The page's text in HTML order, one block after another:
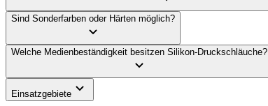
Sind Sonderfarben oder Härten möglich?
Welche Medienbeständigkeit besitzen Silikon-Druckschläuche?
Einsatzgebiete